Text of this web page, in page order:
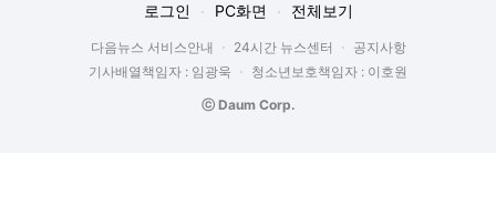
로그인 PC화면 전체보기
다음뉴스 서비스안내 24시간 뉴스센터
공지사항
기사배열책임자 : 임광욱
청소년보호책임자 : 이호원
ⓒ Daum Corp.